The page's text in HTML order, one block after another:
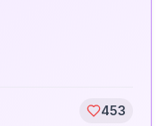
453